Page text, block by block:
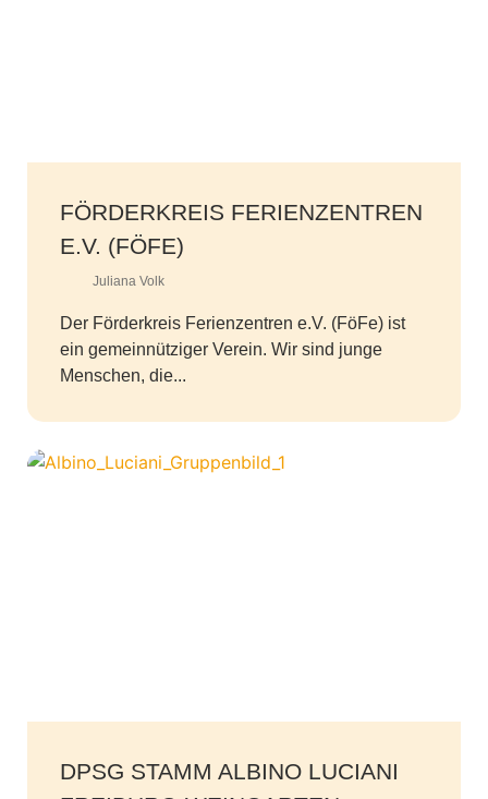
FÖRDERKREIS FERIENZENTREN
E.V. (FÖFE)
Juliana Volk
Der Förderkreis Ferienzentren e.V. (FöFe) ist
ein gemeinnütziger Verein. Wir sind junge
Menschen, die...
DPSG STAMM ALBINO LUCIANI